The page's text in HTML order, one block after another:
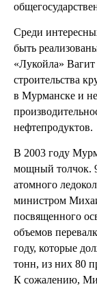
Среди
быть
«Лукойла» Вагит
строительства
в Мурманске и
нефтепродуктов.
В 2003 году
мощный толчок.
атомного
министром
посвященного
объемов
году, которые
тонн, из них 80
К сожалению,